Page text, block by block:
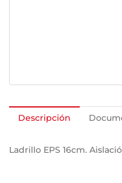
Descripción
Ladrillo EPS 16cm.